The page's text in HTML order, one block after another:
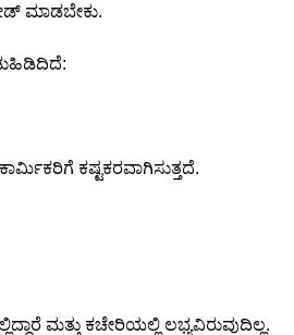
ಮಾಡಬೇಕು.
ಕಷ್ಟಕರವಾಗಿಸುತ್ತದೆ.
ಮತ್ತು ಕಚೇರಿಯಲ್ಲಿ ಲಭ್ಯವಿರುವುದಿಲ್ಲ.